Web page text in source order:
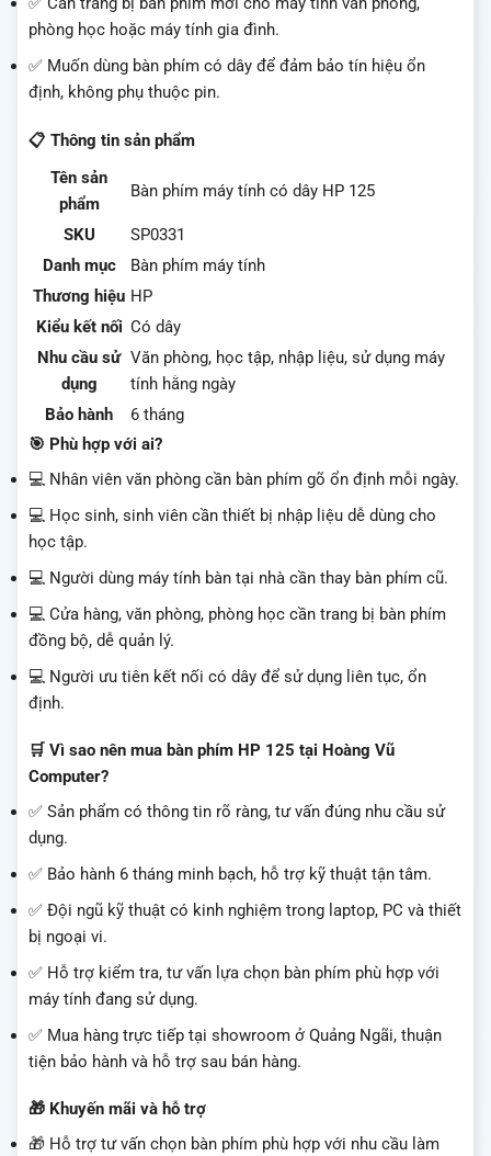
phòng học hoặc máy tính gia đình.
✅ Muốn dùng bàn phím có dây để đảm bảo tín hiệu ổn
định, không phụ thuộc pin.
📋 Thông tin sản phẩm
Tên sản
phẩm
Bàn phím máy tính có dây HP 125
SKU
SP0331
Danh mục
Bàn phím máy tính
Thương hiệu HP
Kiểu kết nối Có dây
Nhu cầu sử
dụng
Văn phòng, học tập, nhập liệu, sử dụng máy
tính hằng ngày
Bảo hành
6 tháng
🎯 Phù hợp với ai?
💻 Nhân viên văn phòng cần bàn phím gõ ổn định mỗi ngày.
💻 Học sinh, sinh viên cần thiết bị nhập liệu dễ dùng cho
học tập.
💻 Người dùng máy tính bàn tại nhà cần thay bàn phím cũ.
💻 Cửa hàng, văn phòng, phòng học cần trang bị bàn phím
đồng bộ, dễ quản lý.
💻 Người ưu tiên kết nối có dây để sử dụng liên tục, ổn
định.
🛒 Vì sao nên mua bàn phím HP 125 tại Hoàng Vũ
Computer?
✅ Sản phẩm có thông tin rõ ràng, tư vấn đúng nhu cầu sử
dụng.
✅ Bảo hành 6 tháng minh bạch, hỗ trợ kỹ thuật tận tâm.
✅ Đội ngũ kỹ thuật có kinh nghiệm trong laptop, PC và thiết
bị ngoại vi.
✅ Hỗ trợ kiểm tra, tư vấn lựa chọn bàn phím phù hợp với
máy tính đang sử dụng.
✅ Mua hàng trực tiếp tại showroom ở Quảng Ngãi, thuận
tiện bảo hành và hỗ trợ sau bán hàng.
🎁 Khuyến mãi và hỗ trợ
🎁 Hỗ trợ tư vấn chọn bàn phím phù hợp với nhu cầu làm